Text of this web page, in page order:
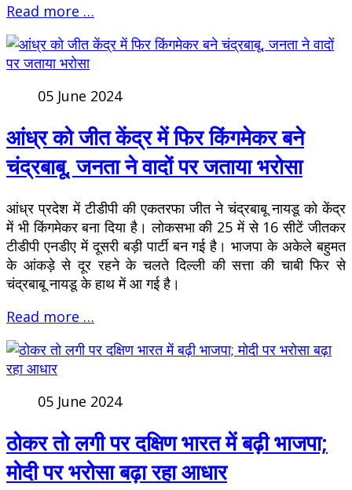
Read more …
05 June 2024
आंध्र को जीत केंद्र में फिर किंगमेकर बने
चंद्रबाबू, जनता ने वादों पर जताया भरोसा
आंध्र प्रदेश में टीडीपी की एकतरफा जीत ने चंद्रबाबू नायडू को केंद्र
में भी किंगमेकर बना दिया है। लोकसभा की 25 में से 16 सीटें जीतकर
टीडीपी एनडीए में दूसरी बड़ी पार्टी बन गई है। भाजपा के अकेले बहुमत
के आंकड़े से दूर रहने के चलते दिल्ली की सत्ता की चाबी फिर से
चंद्रबाबू नायडू के हाथ में आ गई है।
Read more …
05 June 2024
ठोकर तो लगी पर दक्षिण भारत में बढ़ी भाजपा;
मोदी पर भरोसा बढ़ा रहा आधार